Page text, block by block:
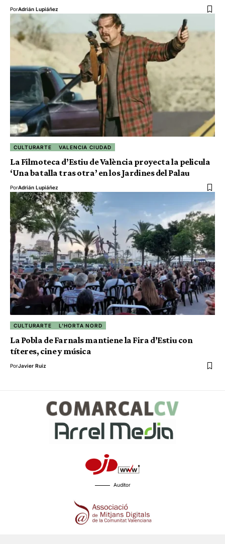
PorAdrián Lupiáñez
CULTURARTE VALENCIA CIUDAD
La Filmoteca d’Estiu de València proyecta la pelicula
‘Una batalla tras otra’ en los Jardines del Palau
PorAdrián Lupiáñez
CULTURARTE L'HORTA NORD
La Pobla de Farnals mantiene la Fira d’Estiu con
títeres, cine y música
PorJavier Ruiz
Auditor